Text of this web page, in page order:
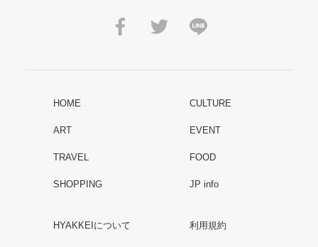
HOME CULTURE
ART EVENT
TRAVEL FOOD
SHOPPING JP info
HYAKKEIについて 利用規約